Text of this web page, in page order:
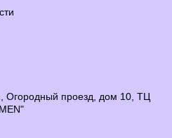
Огородный проезд, дом 10, ТЦ